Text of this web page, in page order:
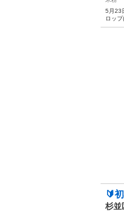
5月23
ロッ
🔰
杉並